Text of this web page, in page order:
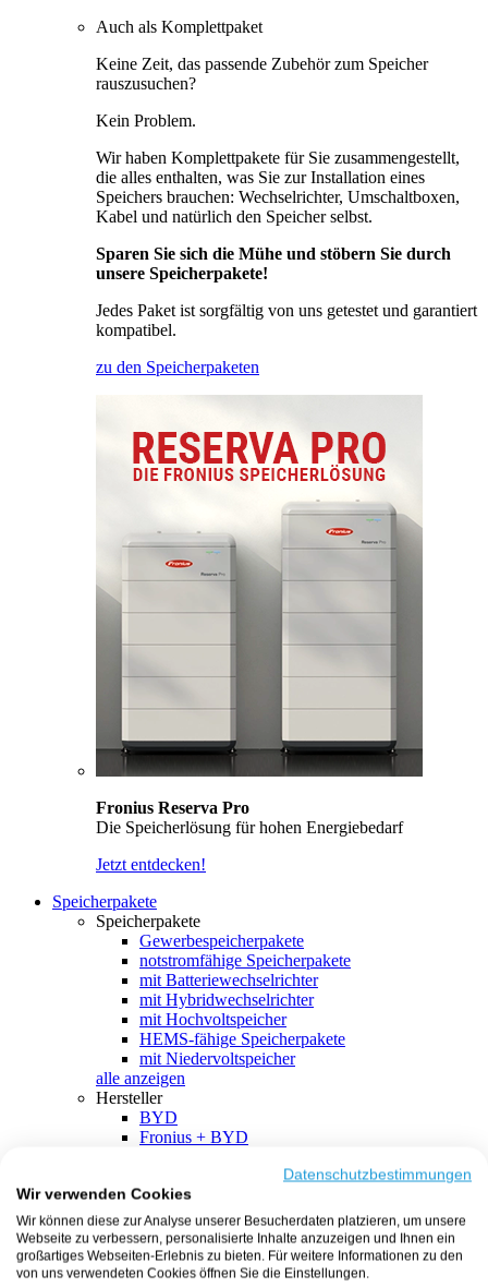
Auch als Komplettpaket
Keine Zeit, das passende Zubehör zum Speicher
rauszusuchen?
Kein Problem.
Wir haben Komplettpakete für Sie zusammengestellt,
die alles enthalten, was Sie zur Installation eines
Speichers brauchen: Wechselrichter, Umschaltboxen,
Kabel und natürlich den Speicher selbst.
Sparen Sie sich die Mühe und stöbern Sie durch
unsere Speicherpakete!
Jedes Paket ist sorgfältig von uns getestet und garantiert
kompatibel.
zu den Speicherpaketen
Fronius Reserva Pro
Die Speicherlösung für hohen Energiebedarf
Jetzt entdecken!
Speicherpakete
Speicherpakete
Gewerbespeicherpakete
notstromfähige Speicherpakete
mit Batteriewechselrichter
mit Hybridwechselrichter
mit Hochvoltspeicher
HEMS-fähige Speicherpakete
mit Niedervoltspeicher
alle anzeigen
Hersteller
BYD
Fronius + BYD
SMA + BYD
EcoFlow
EcoFlow + EcoFlow
FENECON
FENECON + FENECON
Datenschutzbestimmungen
Wir verwenden Cookies
Wir können diese zur Analyse unserer Besucherdaten platzieren, um unsere
Webseite zu verbessern, personalisierte Inhalte anzuzeigen und Ihnen ein
großartiges Webseiten-Erlebnis zu bieten. Für weitere Informationen zu den
von uns verwendeten Cookies öffnen Sie die Einstellungen.